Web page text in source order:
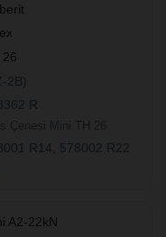
2B)
R
R14
578002 R22
A2-22kN